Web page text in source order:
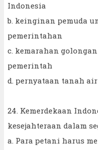
Indonesia
b. keinginan pemuda
pemerintahan
c. kemarahan
pemerintah
d. pernyataan tanah
24. Kemerdekaan
kesejahteraan dalam
a. Para petani harus